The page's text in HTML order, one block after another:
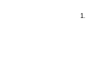
1.